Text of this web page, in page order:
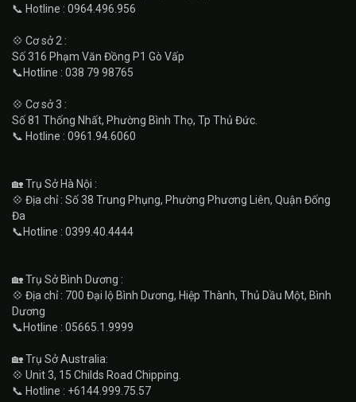
📞 Hotline : 0964.496.956
💠 Cơ sở 2 :
Số 316 Phạm Văn Đồng P1 Gò Vấp
📞Hotline : 038 79 98765
💠 Cơ sở 3 :
Số 81 Thống Nhất, Phường Bình Thọ, Tp Thủ Đức.
📞 Hotline : 0961.94.6060
🏡 Trụ Sở Hà Nội :
💠 Địa chỉ : Số 38 Trung Phụng, Phường Phương Liên, Quận Đống
Đa
📞Hotline : 0399.40.4444
🏡 Trụ Sở Bình Dương :
💠 Địa chỉ : 700 Đại lộ Bình Dương, Hiệp Thành, Thủ Dầu Một, Bình
Dương
📞Hotline : 05665.1.9999
🏡 Trụ Sở Australia:
💠 Unit 3, 15 Childs Road Chipping.
📞 Hotline : +6144.999.75.57